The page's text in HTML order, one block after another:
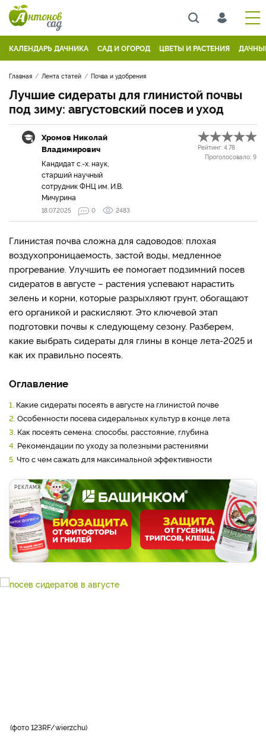
КАЛЕНДАРЬ ДАЧНИКА САД И ОГОРОД ЦВЕТЫ И РАСТЕНИЯ
Главная Лента статей Почва и удобрения
Лучшие сидераты для глинистой почвы
под зиму: августовский посев и уход
Хромов Николай
Владимирович
Кандидат с.-х. наук,
старший научный
сотрудник ФНЦ им. И.В.
Мичурина
Рейтинг: 4.78
Проголосовало: 9
18.07.2025 0 2483
Глинистая почва сложна для садоводов: плохая
воздухопроницаемость, застой воды, медленное
прогревание. Улучшить ее помогает подзимний посев
сидератов в августе – растения успевают нарастить
зелень и корни, которые разрыхляют грунт, обогащают
его органикой и раскисляют. Это ключевой этап
подготовки почвы к следующему сезону. Разберем,
какие выбрать сидераты для глины в конце лета-2025 и
как их правильно посеять.
Оглавление
1. Какие сидераты посеять в августе на глинистой почве
2. Особенности посева сидеральных культур в конце лета
3. Как посеять семена: способы, расстояние, глубина
4. Рекомендации по уходу за полезными растениями
5. Что с чем сажать для максимальной эффективности
РЕКЛАМА
фото 123RF/wierzchu